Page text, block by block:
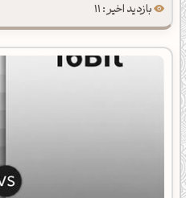
بازدید اخیر : 11